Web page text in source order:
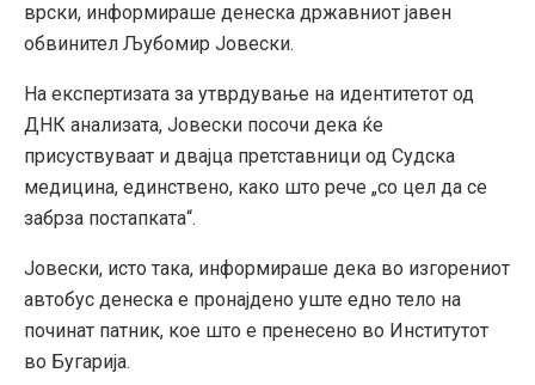
врски, информираше денеска државниот јавен
обвинител Љубомир Јовески.
На експертизата за утврдување на идентитетот од
ДНК анализата, Јовески посочи дека ќе
присуствуваат и двајца претставници од Судска
медицина, единствено, како што рече „со цел да се
забрза постапката“.
Јовески, исто така, информираше дека во изгорениот
автобус денеска е пронајдено уште едно тело на
починат патник, кое што е пренесено во Институтот
во Бугарија.